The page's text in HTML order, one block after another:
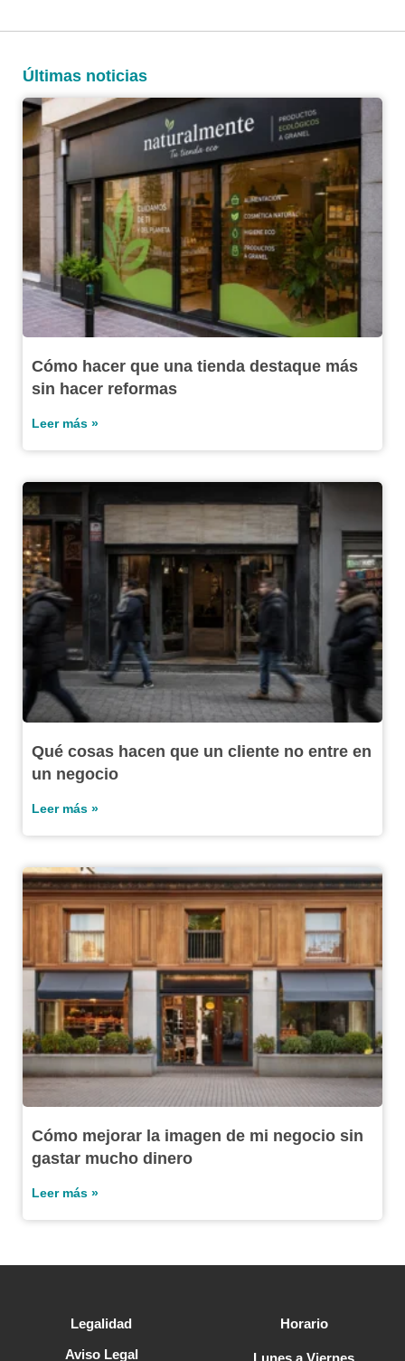
Últimas noticias
Cómo hacer que una tienda destaque más
sin hacer reformas
Leer más »
Qué cosas hacen que un cliente no entre en
un negocio
Leer más »
Cómo mejorar la imagen de mi negocio sin
gastar mucho dinero
Leer más »
Legalidad
Aviso Legal
Horario
Lunes a Viernes